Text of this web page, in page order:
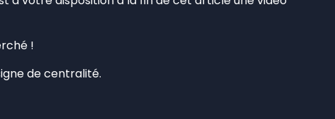
!
de centralité.